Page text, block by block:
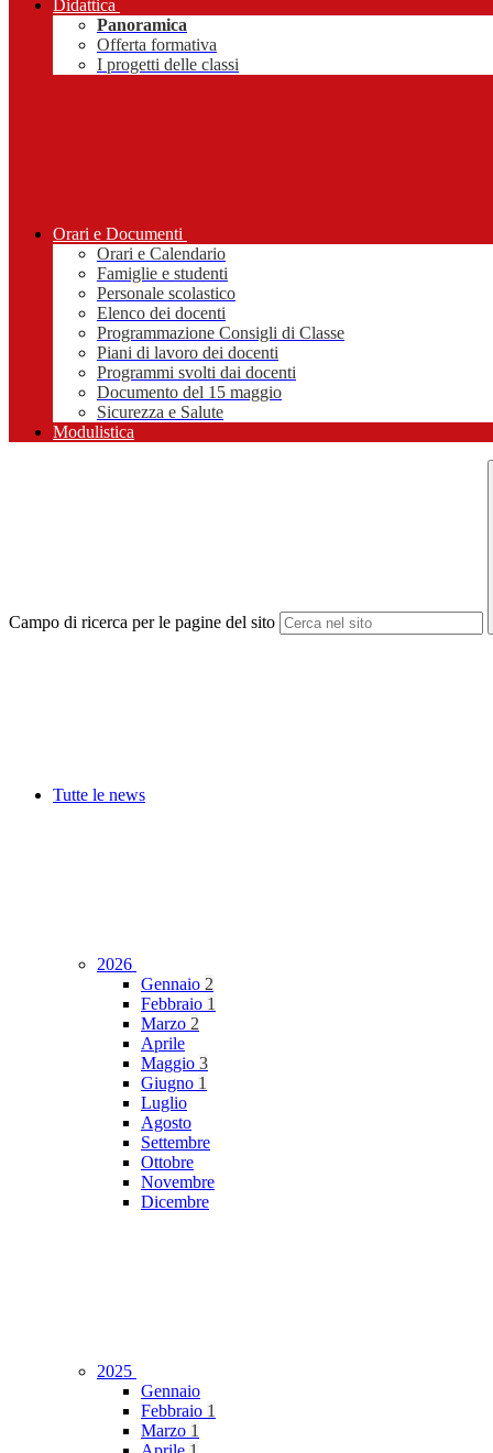
Didattica
Panoramica
Offerta formativa
I progetti delle classi
Orari e Documenti
Orari e Calendario
Famiglie e studenti
Personale scolastico
Elenco dei docenti
Programmazione Consigli di Classe
Piani di lavoro dei docenti
Programmi svolti dai docenti
Documento del 15 maggio
Sicurezza e Salute
Modulistica
Campo di ricerca per le pagine del sito
Tutte le news
2026
Gennaio 2
Febbraio 1
Marzo 2
Aprile
Maggio 3
Giugno 1
Luglio
Agosto
Settembre
Ottobre
Novembre
Dicembre
2025
Gennaio
Febbraio 1
Marzo 1